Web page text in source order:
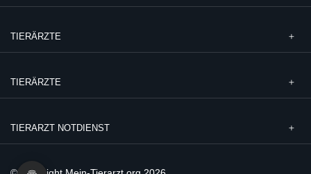
TIERÄRZTE
TIERÄRZTE
TIERARZT NOTDIENST